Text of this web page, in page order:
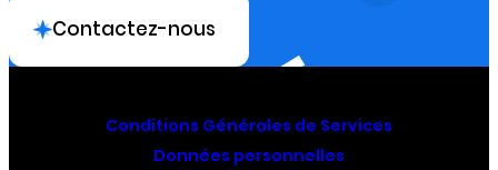
Contactez-nous
Conditions Générales de Services
Données personnelles